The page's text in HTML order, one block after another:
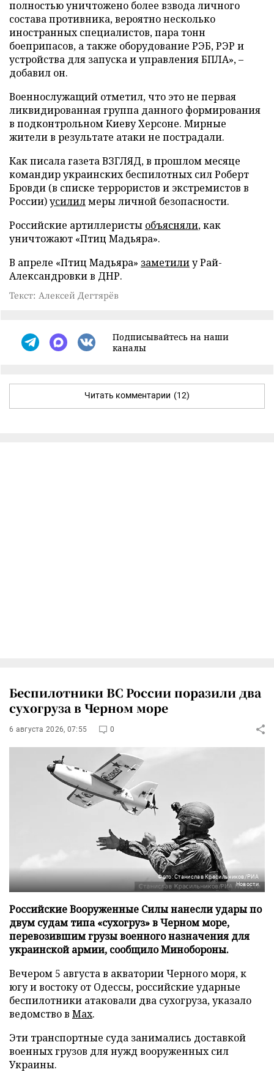
полностью уничтожено более взвода личного
состава противника, вероятно несколько
иностранных специалистов, пара тонн
боеприпасов, а также оборудование РЭБ, РЭР и
устройства для запуска и управления БПЛА», –
добавил он.
Военнослужащий отметил, что это не первая
ликвидированная группа данного формирования
в подконтрольном Киеву Херсоне. Мирные
жители в результате атаки не пострадали.
Как писала газета ВЗГЛЯД, в прошлом месяце
командир украинских беспилотных сил Роберт
Бровди (в списке террористов и экстремистов в
России)усилилмеры личной безопасности.
Российские артиллеристы объясняли, как
уничтожают «Птиц Мадьяра».
В апреле «Птиц Мадьяра» заметилиу Рай-
Александровки в ДНР.
Текст: Алексей Дегтярёв
Подписывайтесь на наши
каналы
Читать комментарии (12)
Беспилотники ВС России поразили два
сухогруза в Черном море
6 августа 2026, 07:55 0
Фото: Станислав Красильников/РИА
Новости
Российские Вооруженные Силы нанесли удары по
двум судам типа «сухогруз» в Черном море,
перевозившим грузы военного назначения для
украинской армии, сообщило Минобороны.
Вечером 5 августа в акватории Черного моря, к
югу и востоку от Одессы, российские ударные
беспилотники атаковали два сухогруза, указало
ведомство в Max.
Эти транспортные суда занимались доставкой
военных грузов для нужд вооруженных сил
Украины.